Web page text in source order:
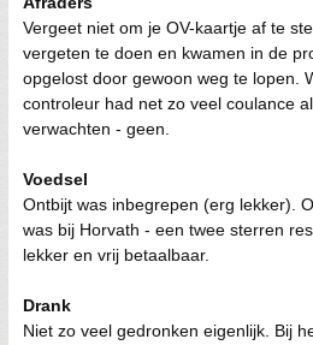
Vergeet niet om je OV-kaartje af te
vergeten te doen en kwamen in de
opgelost door gewoon weg te lopen.
controleur had net zo veel coulance
verwachten - geen.
Voedsel
Ontbijt was inbegrepen (erg lekker).
was bij Horvath - een twee sterren
lekker en vrij betaalbaar.
Drank
Niet zo veel gedronken eigenlijk. Bij